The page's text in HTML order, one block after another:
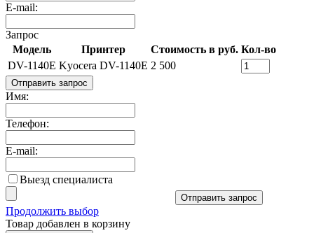
E-mail:
Запрос
Модель
Принтер Стоимость в руб. Кол-во
DV-1140E Kyocera DV-1140E 2 500
Отправить запрос
Имя:
Телефон:
E-mail:
Выезд специалиста
Отправить запрос
Продолжить выбор
Товар добавлен в корзину